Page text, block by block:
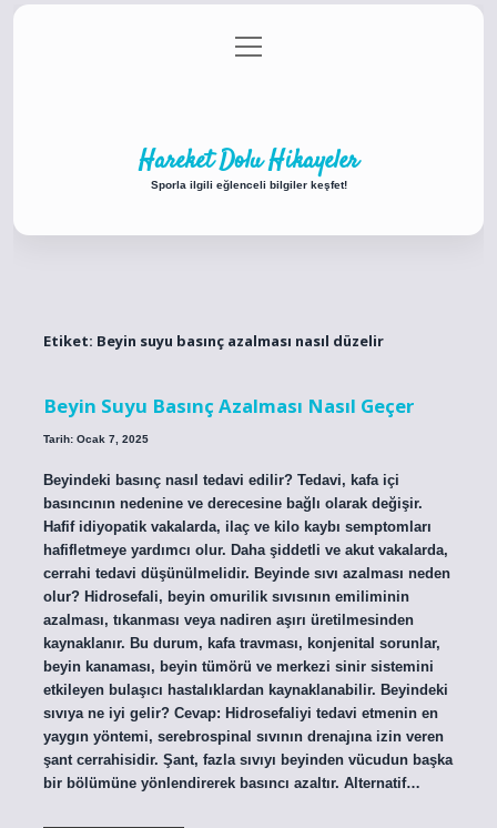
Gizlilik Politikası
menüyü
aç
Hareket Dolu Hikayeler
Sporla ilgili eğlenceli bilgiler keşfet!
Etiket: Beyin suyu basınç azalması nasıl düzelir
Beyin Suyu Basınç Azalması Nasıl Geçer
Tarih: Ocak 7, 2025
Beyindeki basınç nasıl tedavi edilir? Tedavi, kafa içi
basıncının nedenine ve derecesine bağlı olarak değişir.
Hafif idiyopatik vakalarda, ilaç ve kilo kaybı semptomları
hafifletmeye yardımcı olur. Daha şiddetli ve akut vakalarda,
cerrahi tedavi düşünülmelidir. Beyinde sıvı azalması neden
olur? Hidrosefali, beyin omurilik sıvısının emiliminin
azalması, tıkanması veya nadiren aşırı üretilmesinden
kaynaklanır. Bu durum, kafa travması, konjenital sorunlar,
beyin kanaması, beyin tümörü ve merkezi sinir sistemini
etkileyen bulaşıcı hastalıklardan kaynaklanabilir. Beyindeki
sıvıya ne iyi gelir? Cevap: Hidrosefaliyi tedavi etmenin en
yaygın yöntemi, serebrospinal sıvının drenajına izin veren
şant cerrahisidir. Şant, fazla sıvıyı beyinden vücudun başka
bir bölümüne yönlendirerek basıncı azaltır. Alternatif…